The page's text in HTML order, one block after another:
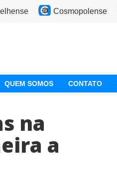
Cosmopolense
QUEM SOMOS CONTATO
na
a